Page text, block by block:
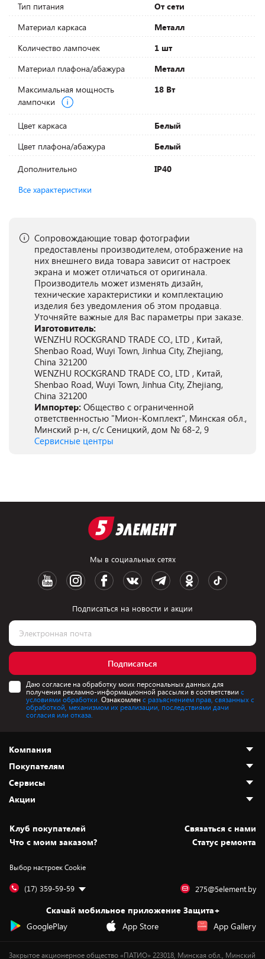
Тип питания
От сети
Материал каркаса
Металл
Количество лампочек
1 шт
Материал плафона/абажура
Металл
Максимальная мощность
лампочки
18 Вт
Цвет каркаса
Белый
Цвет плафона/абажура
Белый
Дополнительно
IP40
Все характеристики
Сопровождающие товар фотографии
предоставлены производителем, отображение на
них внешнего вида товара зависит от настроек
экрана и может отличаться от оригинала.
Производитель может изменять дизайн,
технические характеристики и комплектацию
изделия без уведомления об этом продавца.
Уточняйте важные для Вас параметры при заказе.
Изготовитель:
WENZHU ROCKGRAND TRADE CO., LTD , Китай,
Shenbao Road, Wuyi Town, Jinhua City, Zhejiang,
China 321200
WENZHU ROCKGRAND TRADE CO., LTD , Китай,
Shenbao Road, Wuyi Town, Jinhua City, Zhejiang,
China 321200
Импортер: Общество с ограниченной
ответственностью "Мион-Комплект", Минская обл.,
Минский р-н, с/с Сеницкий, дом № 68-2, 9
Сервисные центры
Мы в социальных сетях
Подписаться на новости и акции
Подписаться
Даю согласие на обработку моих персональных данных для
получения рекламно-информационной рассылки в соответствии с
условиями обработки. Ознакомлен с разъяснением прав, связанных с
обработкой, механизмом их реализации, последствиями дачи
согласия или отказа.
Компания
О нас
Адреса магазинов
Новости
Статьи и обзоры
Вакансии
Дай пять добру!
Покупателям
Как сделать заказ
Оплата и доставка
Безналичный расчёт
Обмен и возврат товара
Обработка персональных данных
Подарочные карты
Сервисы
Установка техники
Для игровых консолей
Для мобильных устройств
Для компьютеров
Сервисные центры
Акции
Скидки и промокоды
Белорусские товары
Бонусы
Оплата частями
Уценка
Клуб покупателей
Cвязаться с нами
Что с моим заказом?
Статус ремонта
Выбор настроек Cookie
(17) 359-59-59 275@5element.by
Скачай мобильное приложение Защита+
GooglePlay
App Store App Gallery
Закрытое акционерное общество «ПАТИО» 223018, Минская обл., Минский